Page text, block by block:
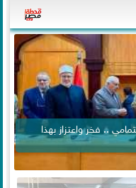
.. فخر واعتزاز بهذا